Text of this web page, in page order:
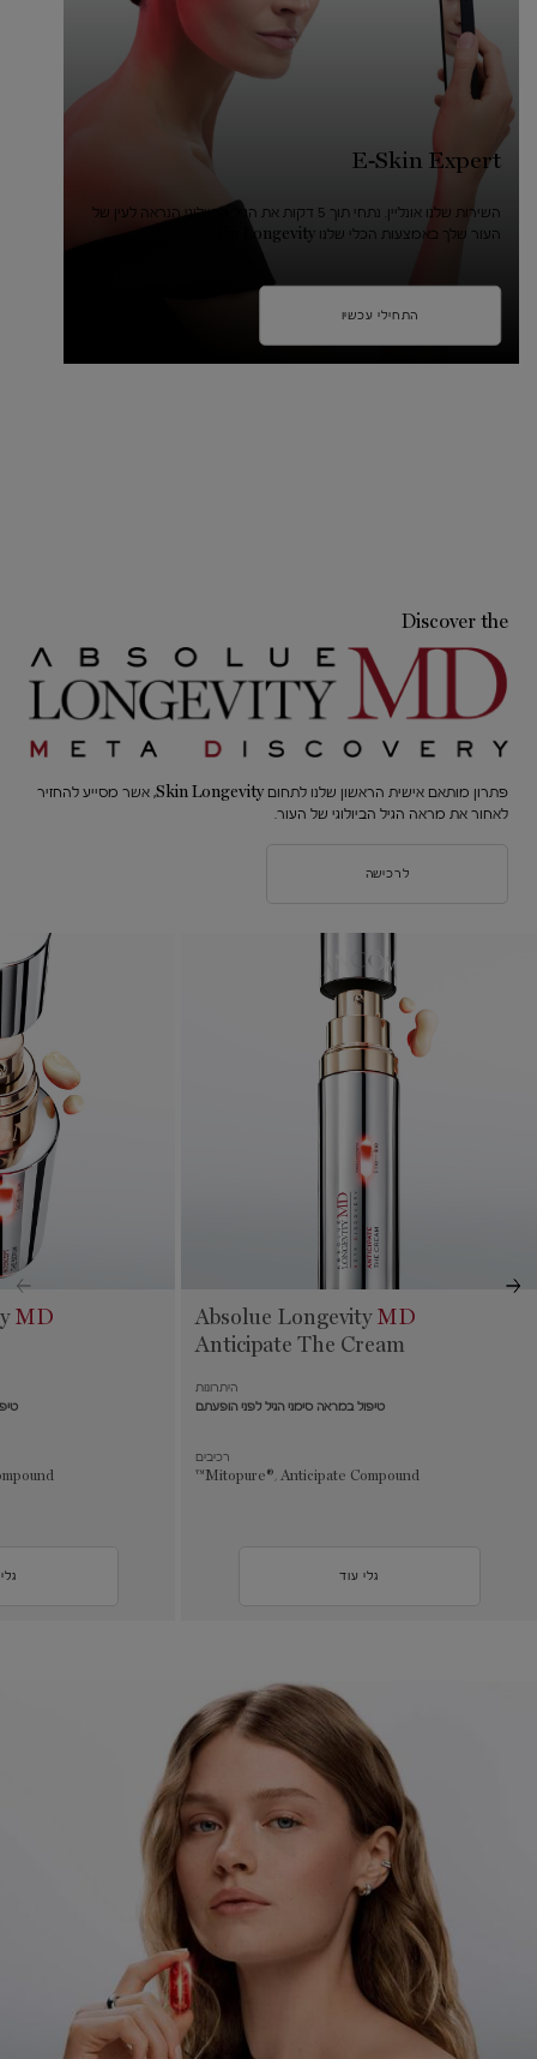
E-Skin Expert
השירות שלנו אונליין. נתחי תוך 5 דקות את הגיל הביולוגי הנראה לעין של
העור שלך באמצעות הכלי שלנו e-Skin Longevity.
התחילי עכשיו
Discover the
פתרון מותאם אישית הראשון שלנו לתחום Skin Longevity, אשר מסייע להחזיר
לאחור את מראה הגיל הביולוגי של העור.
לרכישה
Absolue Longevity MD
Anticipate The Cream
היתרונות
טיפול במראה סימני הגיל לפני הופעתם
רכיבים
Mitopure®, Anticipate Compound™
גלי עוד
MD
pdp-section-full-two-columns-image_layout